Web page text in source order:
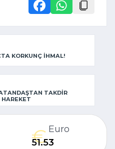
KORKUNÇ İHMAL!
TAKDİR
Euro
51.53